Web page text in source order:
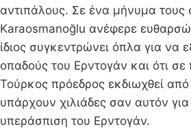
αντιπάλους. Σε ένα μήνυμα τους
Karaosmanoğlu ανέφερε
ίδιος συγκεντρώνει όπλα για να
οπαδούς του Ερντογάν και ότι
Τούρκος πρόεδρος εκδιωχθεί
υπάρχουν χιλιάδες σαν αυτόν
υπεράσπιση του Ερντογάν.